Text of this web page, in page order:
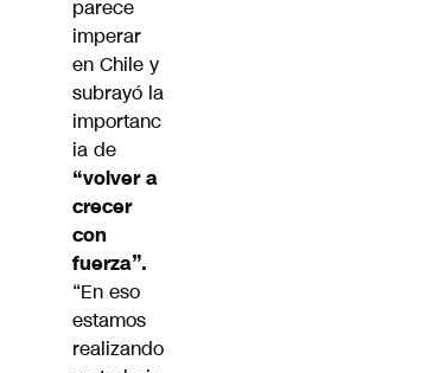
parece
imperar
en Chile y
subrayó la
importanc
ia de
“volver a
crecer
con
fuerza”.
“En eso
estamos
realizando